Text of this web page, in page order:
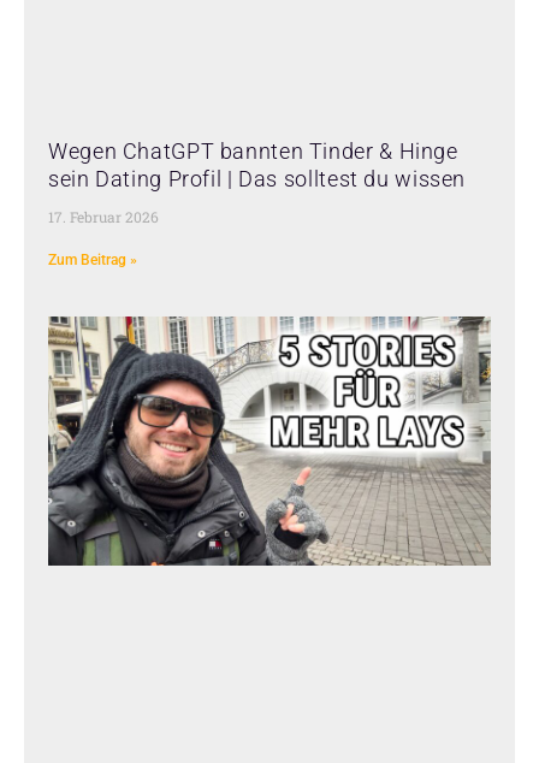
Wegen ChatGPT bannten Tinder & Hinge
sein Dating Profil | Das solltest du wissen
17. Februar 2026
Zum Beitrag »